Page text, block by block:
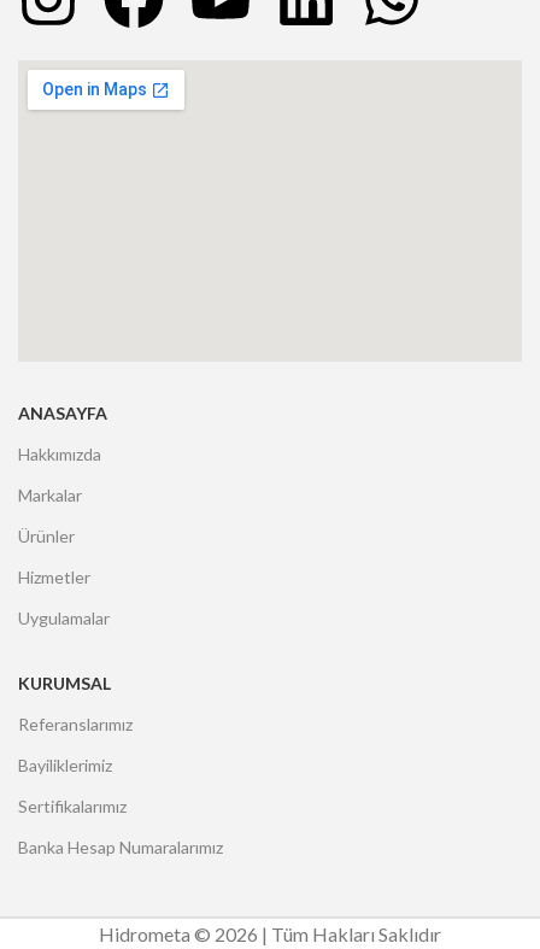
ANASAYFA
Hakkımızda
Markalar
Ürünler
Hizmetler
Uygulamalar
KURUMSAL
Referanslarımız
Bayiliklerimiz
Sertifikalarımız
Banka Hesap Numaralarımız
Hidrometa © 2026 | Tüm Hakları Saklıdır